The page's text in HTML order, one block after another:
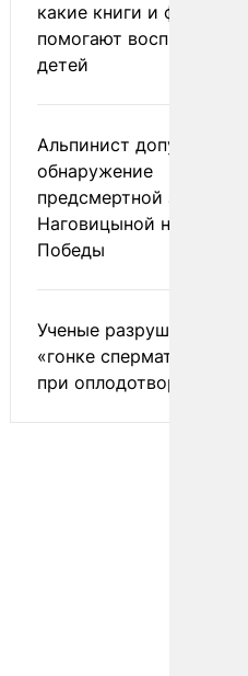
какие книги и фильмы
помогают воспитывать
детей
Альпинист допустил
обнаружение
предсмертной записки
Наговицыной на пике
Победы
Ученые разрушили миф
«гонке
при оплодотворении